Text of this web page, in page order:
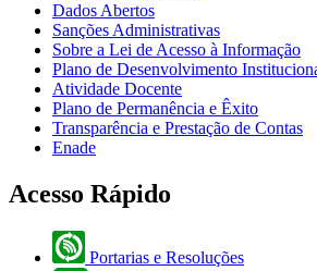
Dados Abertos
Sanções Administrativas
Sobre a Lei de Acesso à Informação
Plano de Desenvolvimento
Atividade Docente
Plano de Permanência e Êxito
Transparência e Prestação de Contas
Enade
Acesso Rápido
Portarias e Resoluções